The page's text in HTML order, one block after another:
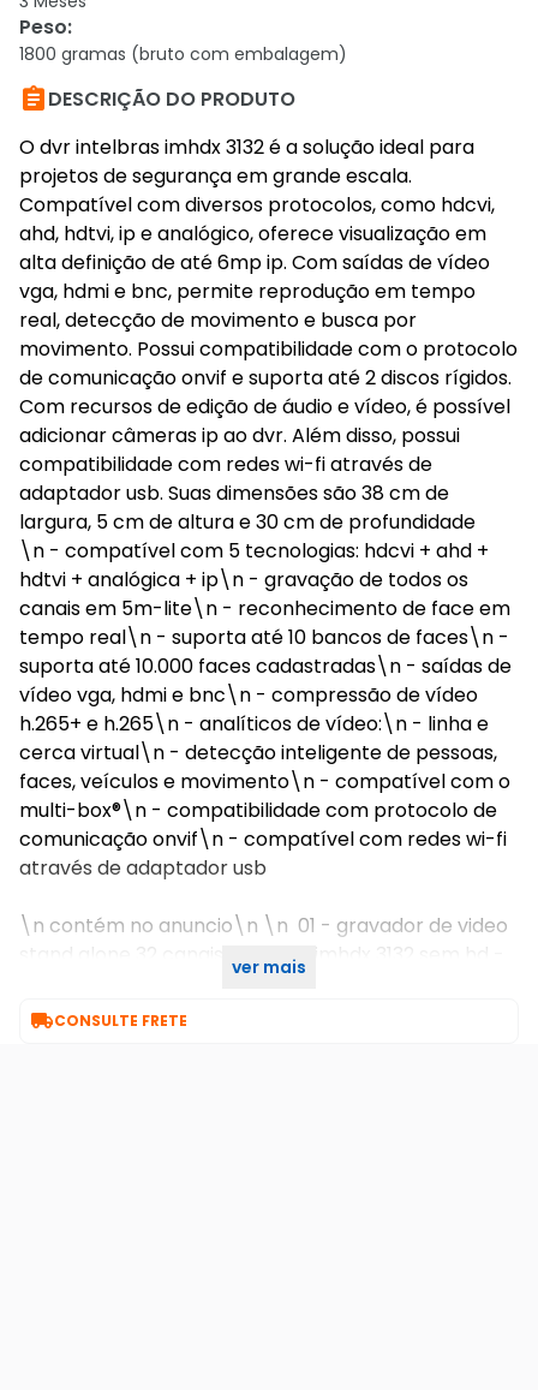
Peso:
1800 gramas (bruto com embalagem)
DESCRIÇÃO DO PRODUTO
O dvr intelbras imhdx 3132 é a solução ideal para
projetos de segurança em grande escala.
Compatível com diversos protocolos, como hdcvi,
ahd, hdtvi, ip e analógico, oferece visualização em
alta definição de até 6mp ip. Com saídas de vídeo
vga, hdmi e bnc, permite reprodução em tempo
real, detecção de movimento e busca por
movimento. Possui compatibilidade com o protocolo
de comunicação onvif e suporta até 2 discos rígidos.
Com recursos de edição de áudio e vídeo, é possível
adicionar câmeras ip ao dvr. Além disso, possui
compatibilidade com redes wi-fi através de
adaptador usb. Suas dimensões são 38 cm de
largura, 5 cm de altura e 30 cm de profundidade
\n - compatível com 5 tecnologias: hdcvi + ahd +
hdtvi + analógica + ip\n - gravação de todos os
canais em 5m-lite\n - reconhecimento de face em
tempo real\n - suporta até 10 bancos de faces\n -
suporta até 10.000 faces cadastradas\n - saídas de
vídeo vga, hdmi e bnc\n - compressão de vídeo
h.265+ e h.265\n - analíticos de vídeo:\n - linha e
cerca virtual\n - detecção inteligente de pessoas,
faces, veículos e movimento\n - compatível com o
multi-box®\n - compatibilidade com protocolo de
comunicação onvif\n - compatível com redes wi-fi
através de adaptador usb
\n contém no anuncio\n \n 01 - gravador de video
stand alone 32 canais multi-hd imhdx 3132 sem hd -
ver mais
CONSULTE FRETE